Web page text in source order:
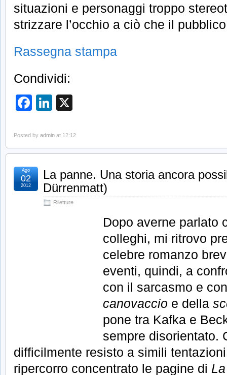
situazioni e personaggi troppo
strizzare l’occhio a ciò che il
Rassegna stampa
Condividi:
Facebook
LinkedIn
Posted by admin at 12:12
La panne. Una storia ancora
Dürrenmatt)
Riletture
Ago
02
2012
Dopo averne parlato
colleghi, mi ritrovo
celebre romanzo
eventi, quindi, a
con il sarcasmo e
canovaccio e della
pone tra Kafka e
sempre disorientato.
difficilmente resisto a simili
ripercorro concentrato le pagine di